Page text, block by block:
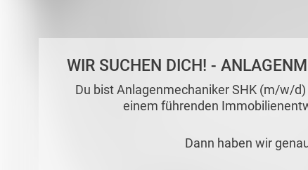
WIR SUCHEN DICH! -
Du bist Anlagenmechaniker SHK (m/w/
einem führenden
Dann haben wir